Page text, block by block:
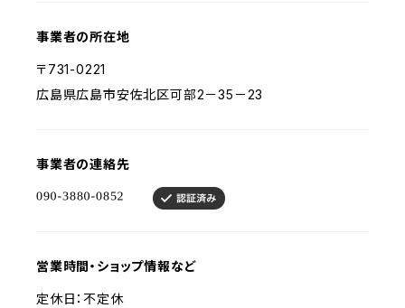
事業者の所在地
〒731-0221
広島県広島市安佐北区可部2－35－23
事業者の連絡先
営業時間・ショップ情報など
定休日：不定休